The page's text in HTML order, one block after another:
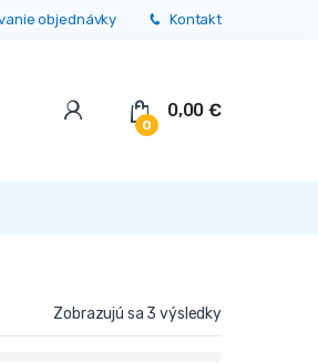
objednávky Kontakt
0
0,00€
Zobrazujú sa 3 výsledky